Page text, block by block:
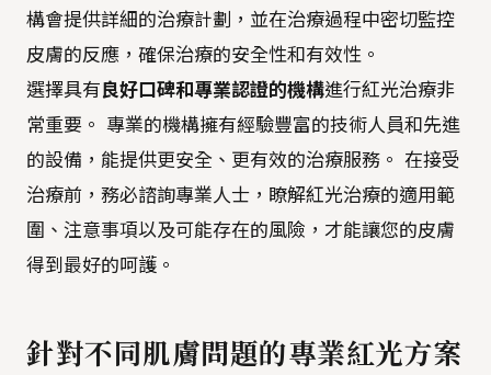
構會提供詳細的治療計劃，並在治療過程中密切監控
皮膚的反應，確保治療的安全性和有效性。
選擇具有良好口碑和專業認證的機構進行紅光治療非
常重要。 專業的機構擁有經驗豐富的技術人員和先進
的設備，能提供更安全、更有效的治療服務。 在接受
治療前，務必諮詢專業人士，瞭解紅光治療的適用範
圍、注意事項以及可能存在的風險，才能讓您的皮膚
得到最好的呵護。
針對不同肌膚問題的專業紅光方案